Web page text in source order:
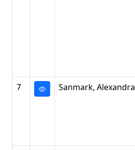
7
Sanmark, Alexandra